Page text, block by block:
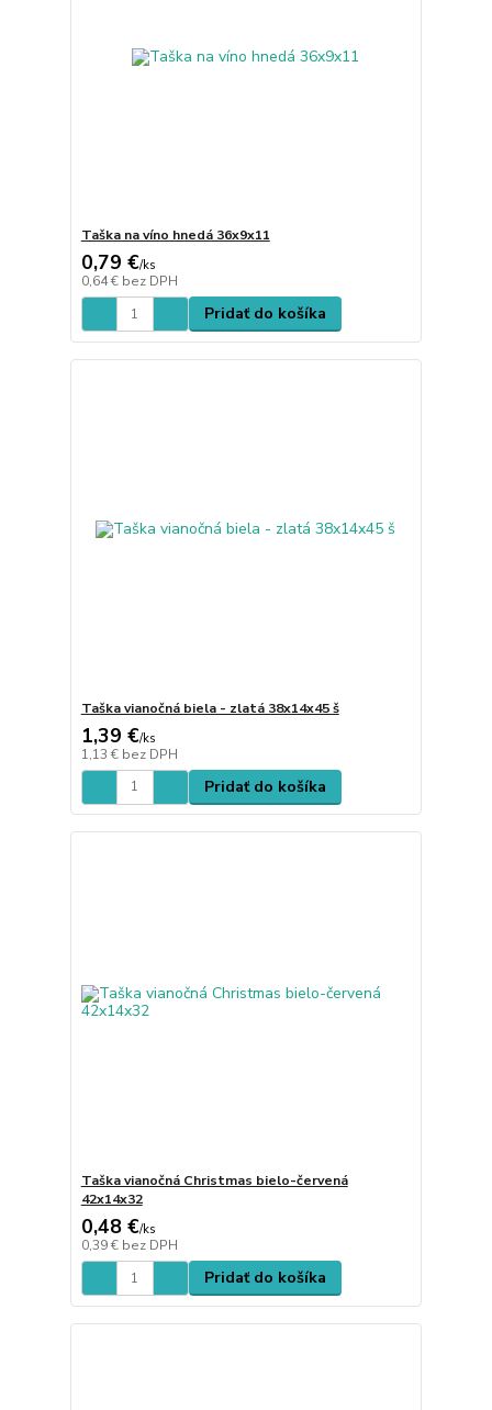
Taška na víno hnedá 36x9x11
0,79 €/ks
0,64 € bez DPH
Pridať do košíka
Taška vianočná biela - zlatá 38x14x45 š
1,39 €/ks
1,13 € bez DPH
Pridať do košíka
Taška vianočná Christmas bielo-červená
42x14x32
0,48 €/ks
0,39 € bez DPH
Pridať do košíka